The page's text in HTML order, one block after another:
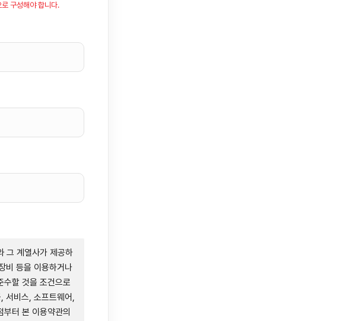
구성해야 합니다.
그 계열사가 제공하
비 등을 이용하거나
수할 것을 조건으로
서비스, 소프트웨어,
터 본 이용약관의